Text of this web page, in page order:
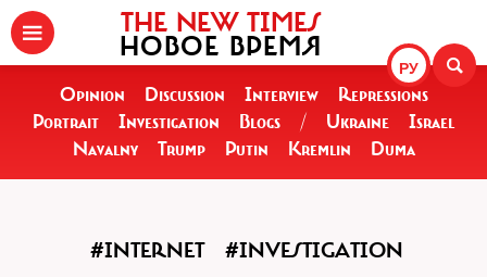
РУ
THE NEW TIMES
НОВОЕ ВРЕМЯ
Opinion Discussion Interview
Repressions
Portrait
Investigation Blogs / Ukraine
Israel
Navalny
Trump Putin Kremlin Duma
#INTERNET #INVESTIGATION